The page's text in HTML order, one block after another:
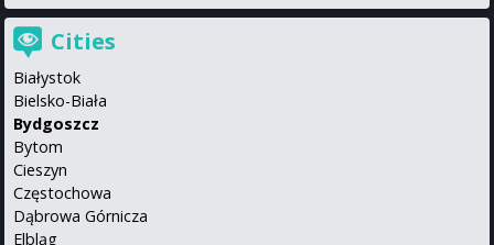
Cities
Białystok
Bielsko-Biała
Bydgoszcz
Bytom
Cieszyn
Częstochowa
Dąbrowa Górnicza
Elbląg